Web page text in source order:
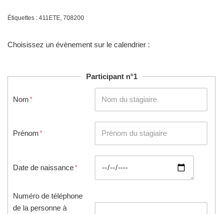
Étiquettes : 411ETE 708200
Choisissez un évènement sur le calendrier :
Participant n°1
Nom
Prénom
Date de naissance
Numéro de téléphone
de la personne à